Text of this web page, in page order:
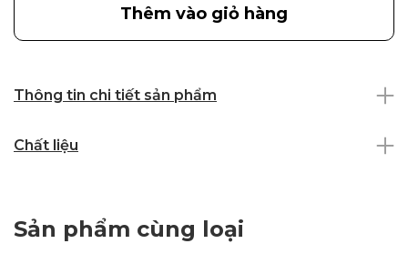
Thêm vào giỏ hàng
Thông tin chi tiết sản phẩm
Chất liệu
Sản phẩm cùng loại